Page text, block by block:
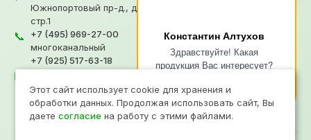
Константин Алтухов
Здравствуйте! Какая
продукция Вас интересует?
помочь?
Южнопортовый пр-д., д.18,
стр.1
📞
+7 (495) 969-27-00
многоканальный
+7 (925) 517-63-18
✉️
© 2026, Типография "Графикс
Политика конфиденциальности
Продвижение
Этот сайт использует cookie для хранения и
обработки данных. Продолжая использовать сайт, Вы
даетесогласие на работу с этими файлами.